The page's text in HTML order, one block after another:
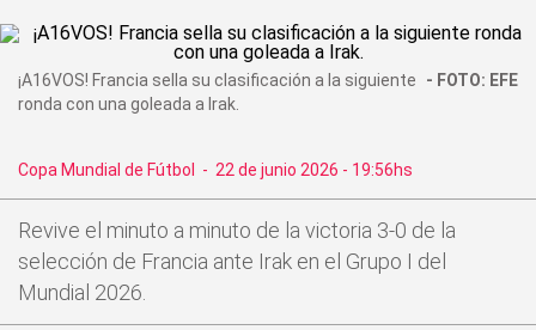
¡A16VOS! Francia sella su clasificación a la siguiente
ronda con una goleada a Irak.
FOTO: EFE
Copa Mundial de Fútbol - 22 de junio 2026 - 19:56hs
Revive el minuto a minuto de la victoria 3-0 de la
selección de Francia ante Irak en el Grupo I del
Mundial 2026.